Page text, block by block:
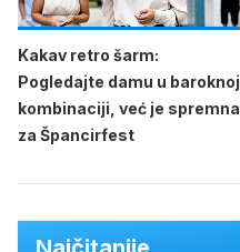
Kakav retro šarm:
Pogledajte damu u baroknoj
kombinaciji, već je spremna
za Špancirfest